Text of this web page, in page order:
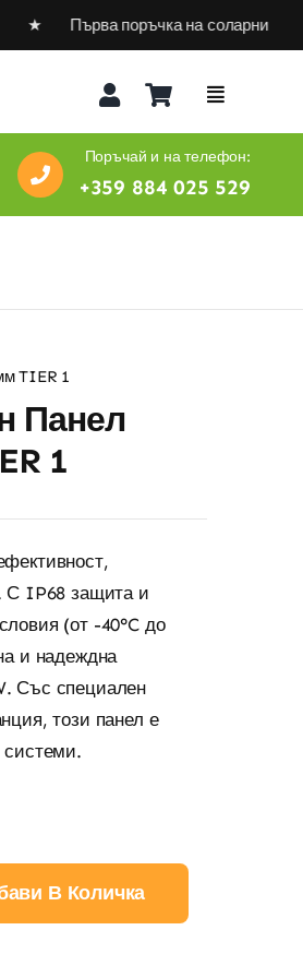
поръчка на соларни лампи с 10%
Поръчай и на телефон:
+359 884 025 529
TIER 1
Панел
1
С IP68 защита и
(от -40°C до
и надеждна
Със специален
този панел е
системи.
В Количка